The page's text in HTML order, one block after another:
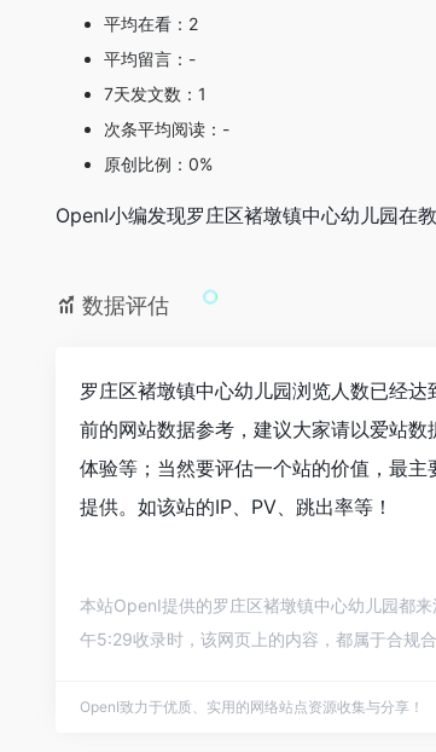
平均在看：2
平均留言：-
7天发文数：1
次条平均阅读：-
原创比例：0%
OpenI小编发现罗庄区褚墩镇中心幼儿园在
数据评估
罗庄区褚墩镇中心幼儿园浏览人数已经
前的网站数据参考，建议大家请以爱站
体验等；当然要评估一个站的价值，最
提供。如该站的IP、PV、跳出率等！
本站OpenI提供的罗庄区褚墩镇中心幼儿园都
午5:29收录时，该网页上的内容，都属于合规
OpenI致力于优质、实用的网络站点资源收集与分享！